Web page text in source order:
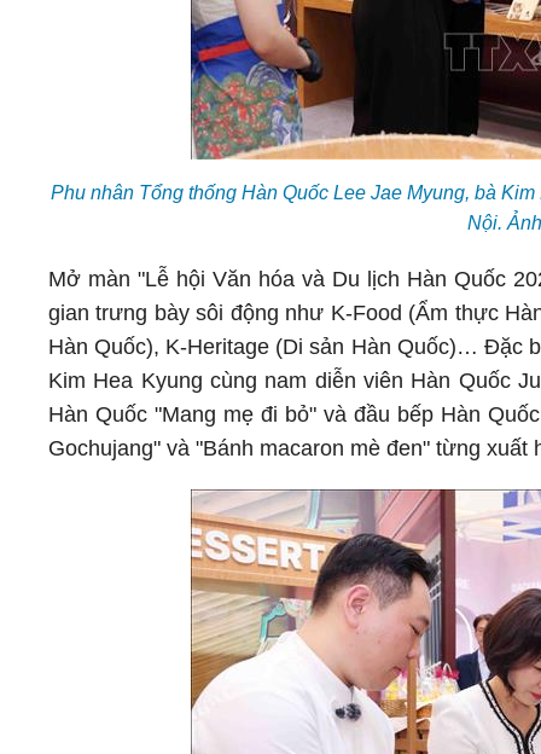
Phu nhân Tổng thống Hàn Quốc Lee Jae Myung, bà
Nội.
Mở màn "Lễ hội Văn hóa và Du lịch Hàn Quốc
gian trưng bày sôi động như K-Food (Ẩm thực
Hàn Quốc), K-Heritage (Di sản Hàn Quốc)… Đặc
Kim Hea Kyung cùng nam diễn viên Hàn Quốc
Hàn Quốc "Mang mẹ đi bỏ" và đầu bếp Hàn
Gochujang" và "Bánh macaron mè đen" từng